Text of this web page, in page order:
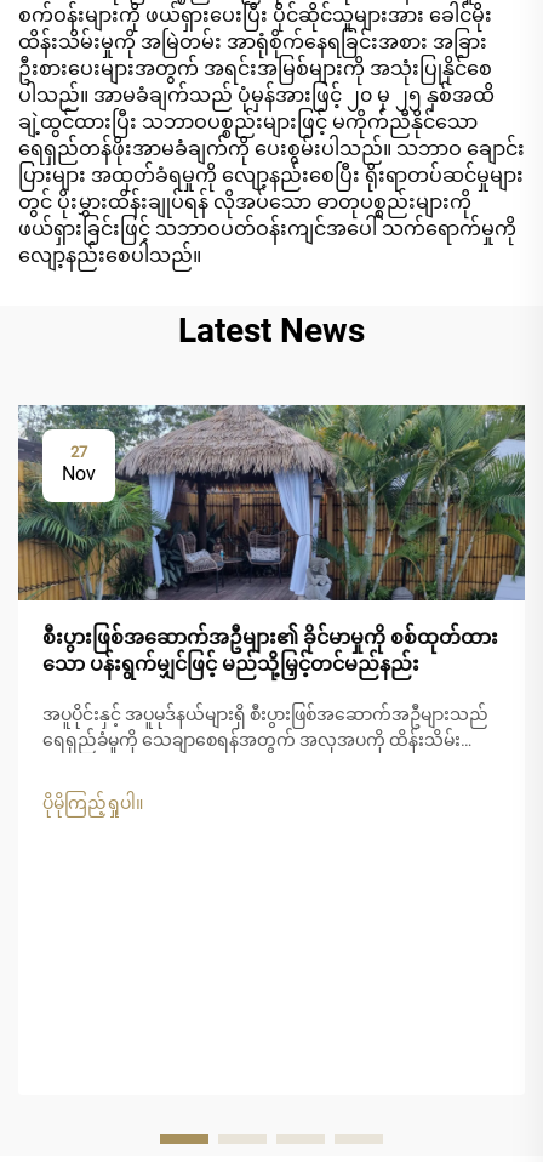
စက်ဝန်းများကို ဖယ်ရှားပေးပြီး ပိုင်ဆိုင်သူများအား ခေါင်မိုး
ထိန်းသိမ်းမှုကို အမြဲတမ်း အာရုံစိုက်နေရခြင်းအစား အခြား
ဦးစားပေးများအတွက် အရင်းအမြစ်များကို အသုံးပြုနိုင်စေ
ပါသည်။ အာမခံချက်သည် ပုံမှန်အားဖြင့် ၂၀ မှ ၂၅ နှစ်အထိ
ချဲ့ထွင်ထားပြီး သဘာဝပစ္စည်းများဖြင့် မကိုက်ညီနိုင်သော
ရေရှည်တန်ဖိုးအာမခံချက်ကို ပေးစွမ်းပါသည်။ သဘာဝ ချောင်း
ပြားများ အထုတ်ခံရမှုကို လျော့နည်းစေပြီး ရိုးရာတပ်ဆင်မှုများ
တွင် ပိုးမွှားထိန်းချုပ်ရန် လိုအပ်သော ဓာတုပစ္စည်းများကို
ဖယ်ရှားခြင်းဖြင့် သဘာဝပတ်ဝန်းကျင်အပေါ် သက်ရောက်မှုကို
လျော့နည်းစေပါသည်။
Latest News
27
Nov
စီးပွားဖြစ်အဆောက်အဦများ၏ ခိုင်မာမှုကို စစ်ထုတ်ထား
သော ပန်းရွက်မျှင်ဖြင့် မည်သို့မြှင့်တင်မည်နည်း
အပူပိုင်းနှင့် အပူမုဒ်နယ်များရှိ စီးပွားဖြစ်အဆောက်အဦများသည်
ရေရှည်ခံမှုကို သေချာစေရန်အတွက် အလှအပကို ထိန်းသိမ်း
ပြင်းထန်သော UV...
ပိုမိုကြည့်ရှုပါ။